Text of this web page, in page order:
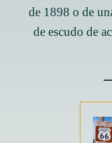
de 1898 o de
de escudo de